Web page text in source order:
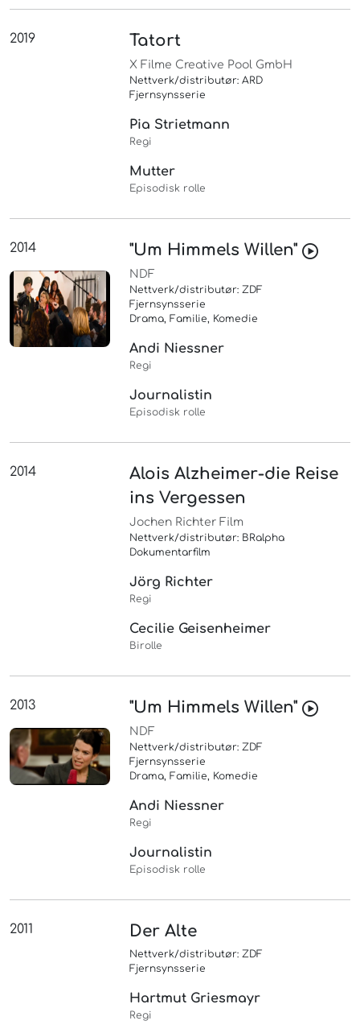
2019 Tatort
X Filme Creative Pool GmbH
Nettverk/distributør: ARD
Fjernsynsserie
Pia Strietmann
Regi
Mutter
Episodisk rolle
2014 "Um Himmels Willen"
NDF
Nettverk/distributør: ZDF
Fjernsynsserie
Drama, Familie, Komedie
Andi Niessner
Regi
Journalistin
Episodisk rolle
2014
Alois Alzheimer-die Reise
ins Vergessen
Jochen Richter Film
Nettverk/distributør: BRalpha
Dokumentarfilm
Jörg Richter
Regi
Cecilie Geisenheimer
Birolle
2013 "Um Himmels Willen"
NDF
Nettverk/distributør: ZDF
Fjernsynsserie
Drama, Familie, Komedie
Andi Niessner
Regi
Journalistin
Episodisk rolle
2011 Der Alte
Nettverk/distributør: ZDF
Fjernsynsserie
Hartmut Griesmayr
Regi